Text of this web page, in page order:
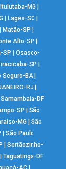
Ituiutaba-MG |
| Lages-SC|
| Matão-SP |
Alto-SP |
SP |Osasco-
SP |
Seguro-BA |
RJ |
Samambaia-DF
SP |São
MG |São
|São Paulo
|Sertãozinho-
|Taguatinga-DF
AC|